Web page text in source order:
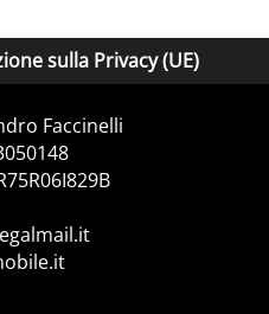
sulla Privacy (UE)
Faccinelli